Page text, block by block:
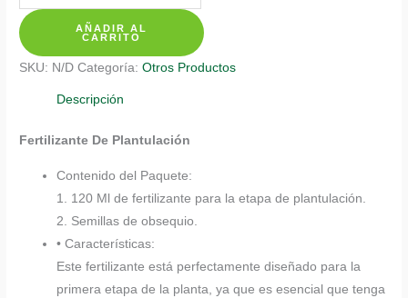
Individuales
Para
Berenjena
cantidad
AÑADIR AL
CARRITO
SKU: N/D Categoría:Otros Productos
Descripción
Fertilizante De Plantulación
Contenido del Paquete:
1. 120 Ml de fertilizante para la etapa de plantulación.
2. Semillas de obsequio.
• Características:
Este fertilizante está perfectamente diseñado para la
primera etapa de la planta, ya que es esencial que tenga